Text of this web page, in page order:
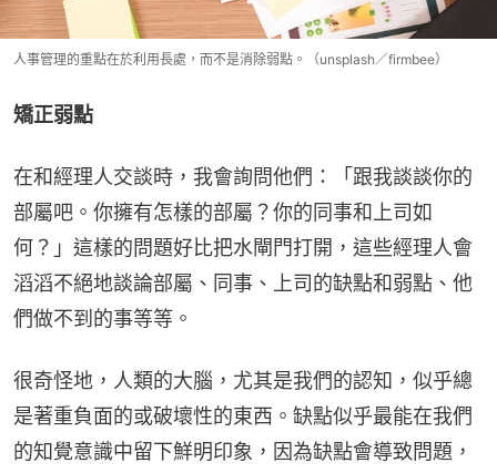
人事管理的重點在於利用長處，而不是消除弱點。（unsplash／firmbee）
矯正弱點
在和經理人交談時，我會詢問他們：「跟我談談你的
部屬吧。你擁有怎樣的部屬？你的同事和上司如
何？」這樣的問題好比把水閘門打開，這些經理人會
滔滔不絕地談論部屬、同事、上司的缺點和弱點、他
們做不到的事等等。
很奇怪地，人類的大腦，尤其是我們的認知，似乎總
是著重負面的或破壞性的東西。缺點似乎最能在我們
的知覺意識中留下鮮明印象，因為缺點會導致問題，